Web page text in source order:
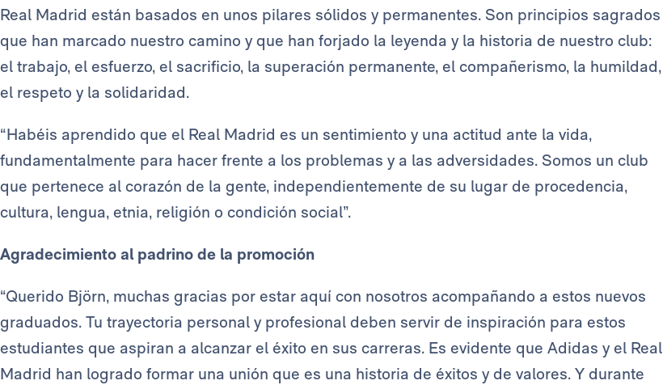
Real Madrid están basados en unos pilares sólidos y permanentes. Son principios sagrados
que han marcado nuestro camino y que han forjado la leyenda y la historia de nuestro club:
el trabajo, el esfuerzo, el sacrificio, la superación permanente, el compañerismo, la humildad,
el respeto y la solidaridad.
“Habéis aprendido que el Real Madrid es un sentimiento y una actitud ante la vida,
fundamentalmente para hacer frente a los problemas y a las adversidades. Somos un club
que pertenece al corazón de la gente, independientemente de su lugar de procedencia,
cultura, lengua, etnia, religión o condición social”.
Agradecimiento al padrino de la promoción
“Querido Björn, muchas gracias por estar aquí con nosotros acompañando a estos nuevos
graduados. Tu trayectoria personal y profesional deben servir de inspiración para estos
estudiantes que aspiran a alcanzar el éxito en sus carreras. Es evidente que Adidas y el Real
Madrid han logrado formar una unión que es una historia de éxitos y de valores. Y durante